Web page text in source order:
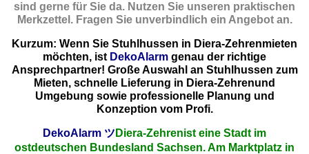
sind gerne für Sie da. Nutzen Sie unseren praktischen
Merkzettel. Fragen Sie unverbindlich ein Angebot an.
Kurzum: Wenn Sie Stuhlhussen in Diera-Zehrenmieten
möchten, ist DekoAlarm genau der richtige
Ansprechpartner! Große Auswahl an Stuhlhussen zum
Mieten, schnelle Lieferung in Diera-Zehrenund
Umgebung sowie professionelle Planung und
Konzeption vom Profi.
DekoAlarm ツ Diera-Zehrenist eine Stadt im
ostdeutschen Bundesland Sachsen. Am Marktplatz in